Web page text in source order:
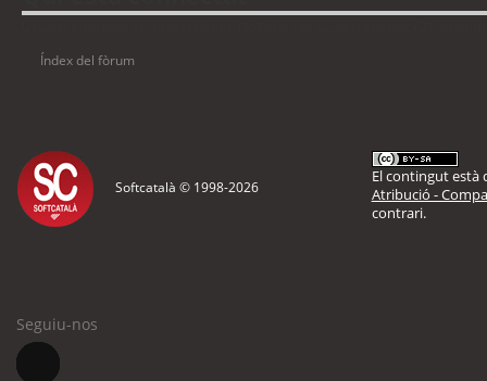
Índex del fòrum
Softcatalà © 1998-2026
El contingut està
Atribució -
contrari.
Seguiu-nos